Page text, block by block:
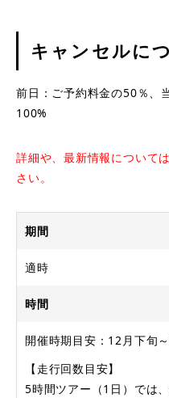
キャンセルに
前日：ご予約料金の50％、
100%
詳細や、最新情報について
さい。
期間
適時
時間
開催時期目安：12月下旬
【走行回数目安】
5時間ツアー（1日）では